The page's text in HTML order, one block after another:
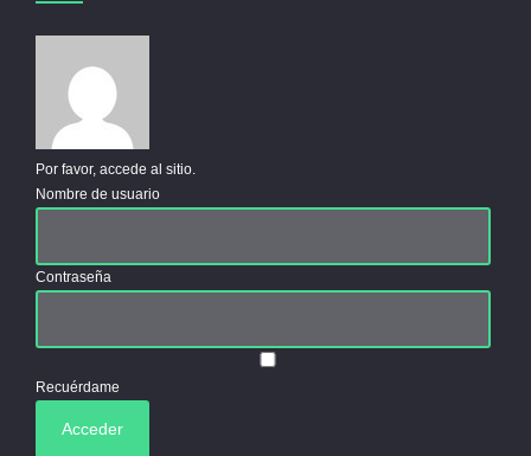
Por favor, accede al sitio.
Nombre de usuario
Contraseña
Recuérdame